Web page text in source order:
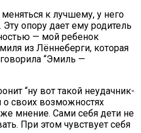
к лучшему, у него
опору дает ему родитель
— мой ребенок
из Лённеберги, которая
“Эмиль —
“ну вот такой неудачник-
о своих возможностях
мнение. Сами себя дети не
При этом чувствует себя